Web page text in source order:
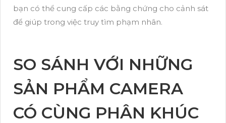
bạn có thể cung cấp các bằng chứng cho cảnh sát
để giúp trong việc truy tìm phạm nhân.
SO SÁNH VỚI NHỮNG
SẢN PHẨM CAMERA
CÓ CÙNG PHÂN KHÚC